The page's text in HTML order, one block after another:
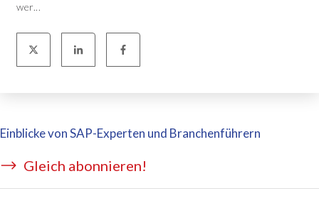
wer...
Einblicke von SAP-Experten und Branchenführern
Gleich abonnieren!